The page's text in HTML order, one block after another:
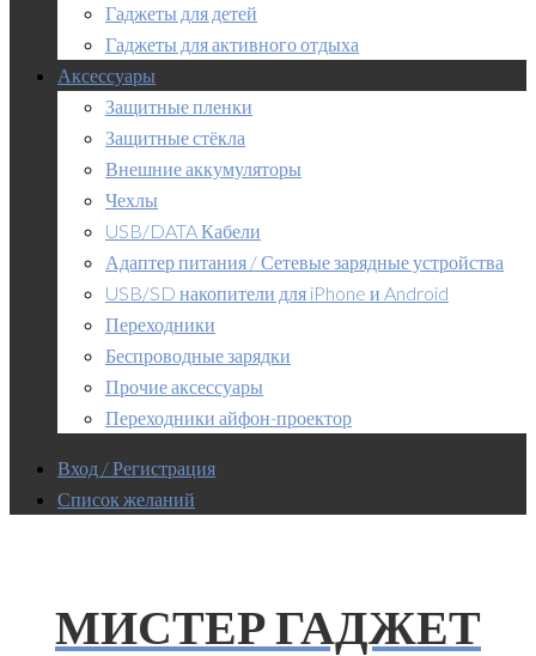
Гаджеты для детей
Гаджеты для активного отдыха
Аксессуары
Защитные пленки
Защитные стёкла
Внешние аккумуляторы
Чехлы
USB/DATA Кабели
Адаптер питания / Сетевые зарядные устройства
USB/SD накопители для iPhone и Android
Переходники
Беспроводные зарядки
Прочие аксессуары
Переходники айфон-проектор
Вход / Регистрация
Список желаний
МИСТЕР ГАДЖЕТ